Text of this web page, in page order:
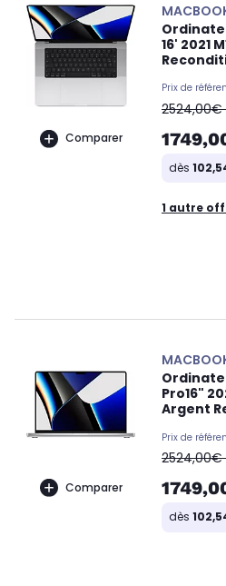
Comparer
16' 2021
Prix de
oldPrice
2524,00€
dès
1 autre
Comparer
Pro16"
Argent
Prix de
oldPrice
2524,00€
dès